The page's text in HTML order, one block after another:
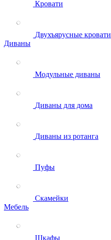
Кровати
Двухъярусные кровати
Диваны
Модульные диваны
Диваны для дома
Диваны из ротанга
Пуфы
Скамейки
Мебель
Шкафы